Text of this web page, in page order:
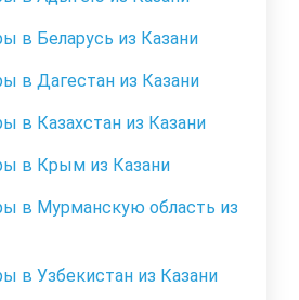
в Беларусь из Казани
в Дагестан из Казани
в Казахстан из Казани
в Крым из Казани
в Мурманскую область из
в Узбекистан из Казани